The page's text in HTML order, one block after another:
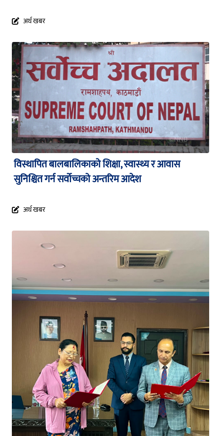
अर्थ खबर
विस्थापित बालबालिकाको शिक्षा, स्वास्थ्य र आवास
सुनिश्चित गर्न सर्वोच्चको अन्तरिम आदेश
अर्थ खबर